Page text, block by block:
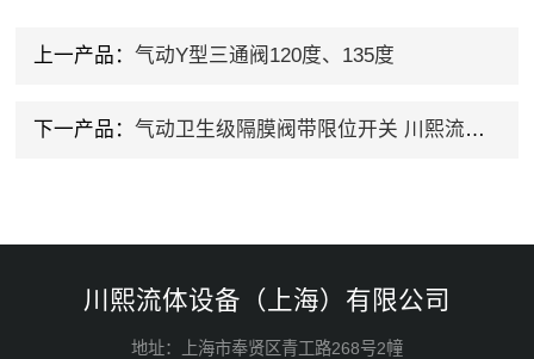
上一产品： 气动Y型三通阀120度、135度
下一产品： 气动卫生级隔膜阀带限位开关 川熙流体定制
川熙流体设备（上海）有限公司
地址：上海市奉贤区青工路268号2幢